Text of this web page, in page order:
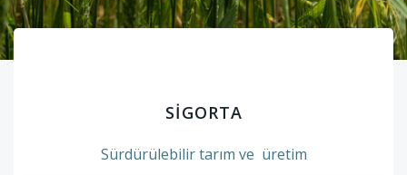
SIGORTA
Sürdürülebilir tarım ve üretim